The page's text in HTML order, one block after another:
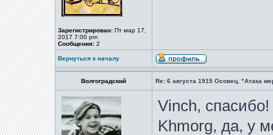
Зарегистрирован: Пт мар 17,
2017 7:00 pm
Сообщения: 2
Вернуться к началу
Волгоградский Re: 6 августа 1915 Осовец. "Атака
Vinch, спасибо!
Khmorg, да, у